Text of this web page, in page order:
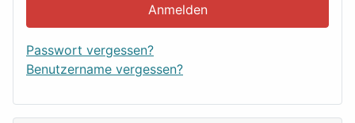
Anmelden
Passwort vergessen?
Benutzername vergessen?